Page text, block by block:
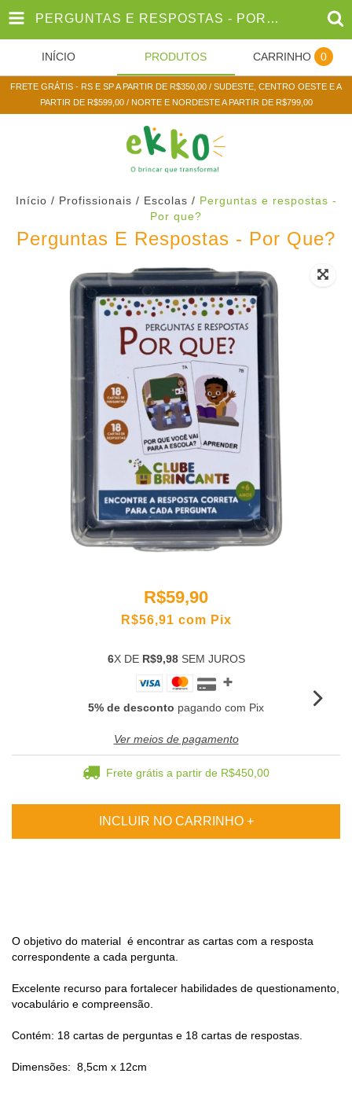
PERGUNTAS E RESPOSTAS - POR QUE?
INÍCIO PRODUTOS CARRINHO 0
FRETE GRÁTIS - RS E SP A PARTIR DE R$350,00 / SUDESTE, CENTRO OESTE E A
PARTIR DE R$599,00 / NORTE E NORDESTE A PARTIR DE R$799,00
Início / Profissionais / Escolas / Perguntas e respostas -
Por que?
Perguntas E Respostas - Por Que?
R$59,90
R$56,91 com Pix
6X DE R$9,98SEM JUROS
5% de desconto pagando com Pix
Ver meios de pagamento
Frete grátis a partir de R$450,00
O objetivo do material é encontrar as cartas com a resposta
correspondente a cada pergunta.
Excelente recurso para fortalecer habilidades de questionamento,
vocabulário e compreensão.
Contém: 18 cartas de perguntas e 18 cartas de respostas.
Dimensões: 8,5cm x 12cm